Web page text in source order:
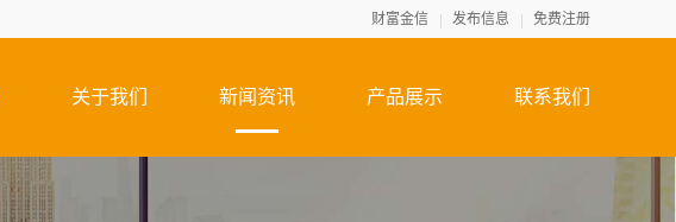
财富金信 发布信息 免费注册
关于我们 新闻资讯 产品展示 联系我们